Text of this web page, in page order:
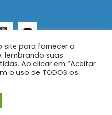
AENFER
IurySan
site para fornecer a
lembrando suas
Ao clicar em “Aceitar
o uso de TODOS os